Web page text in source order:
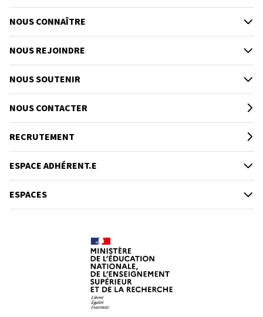
NOUS CONNAÎTRE
NOUS REJOINDRE
NOUS SOUTENIR
NOUS CONTACTER
RECRUTEMENT
ESPACE ADHÉRENT.E
ESPACES